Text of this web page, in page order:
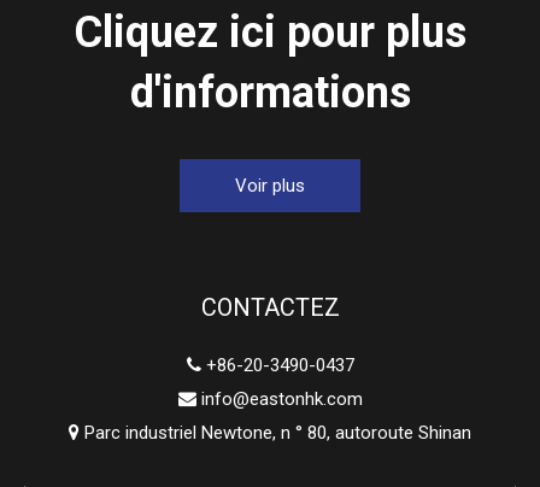
Cliquez ici pour plus
d'informations
Voir plus
CONTACTEZ
+86-20-3490-0437
 info@eastonhk.com
 Parc industriel Newtone, n ° 80, autoroute Shinan